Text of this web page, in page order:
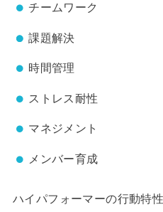
チームワーク
課題解決
時間管理
ストレス耐性
マネジメント
メンバー育成
ハイパフォーマーの行動特